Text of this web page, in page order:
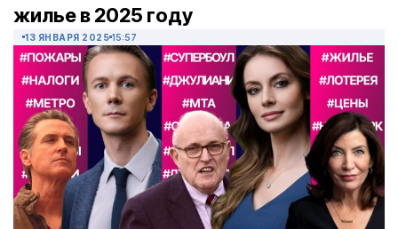
жилье в 2025 году
13 ЯНВАРЯ 2025 15:57